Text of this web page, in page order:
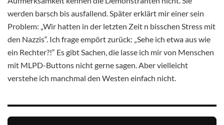
werden barsch bis ausfallend. Später erklärt mir einer sein
Problem: „Wir hatten in der letzten Zeit n bisschen Stress mit
den Nazzis“. Ich frage empört zurück: „Sehe ich etwa aus wie
ein Rechter?!“ Es gibt Sachen, die lasse ich mir von Menschen
mit MLPD-Buttons nicht gerne sagen. Aber vielleicht
verstehe ich manchmal den Westen einfach nicht.